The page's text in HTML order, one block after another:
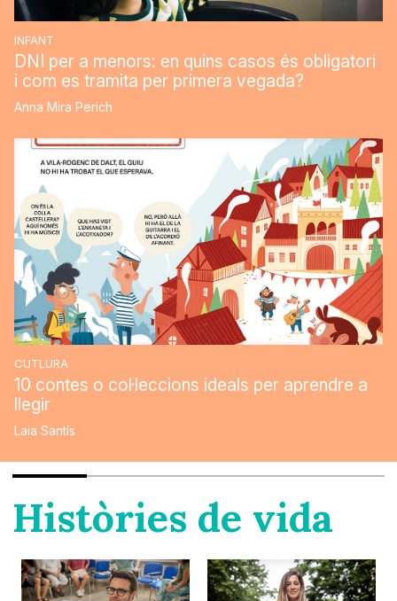
INFANT
DNI per a menors: en quins casos és obligatori
i com es tramita per primera vegada?
Anna Mira Perich
CUTLURA
10 contes o col·leccions ideals per aprendre a
llegir
Laia Santís
Històries de vida